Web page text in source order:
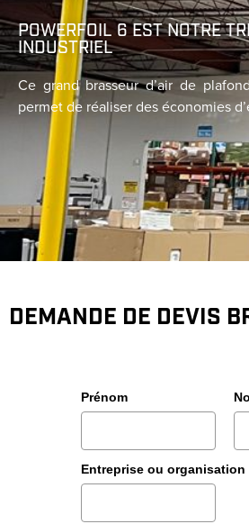
POWERFOIL 6 EST NOTRE
INDUSTRIEL
Ce grand brasseur d’air de
permet de réaliser des économies
DEMANDE DE DEVIS
Prénom
Entreprise ou organisation